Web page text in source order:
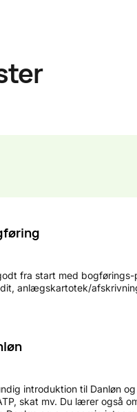
fra start med
anlægskartotek/
introduktion til Danløn
skat mv. Du lærer også